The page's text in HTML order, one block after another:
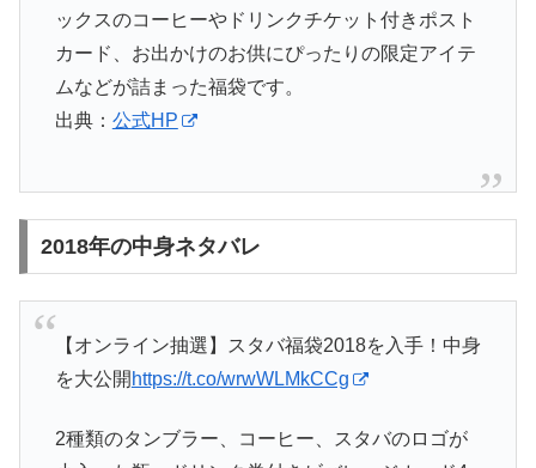
ックスのコーヒーやドリンクチケット付きポスト
カード、お出かけのお供にぴったりの限定アイテ
ムなどが詰まった福袋です。
出典： 公式HP
2018年の中身ネタバレ
【オンライン抽選】スタバ福袋2018を入手！中身
を大公開 https://t.co/wrwWLMkCCg
2種類のタンブラー、コーヒー、スタバのロゴが